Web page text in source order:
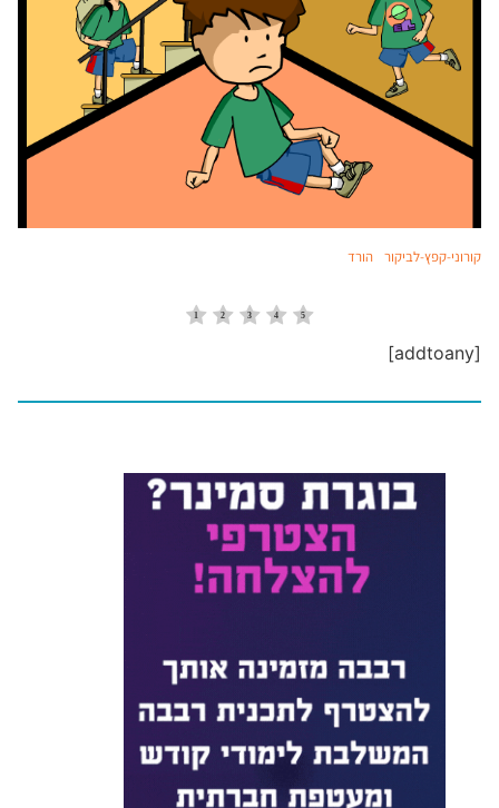
קורוני-קפץ-לביקור הורד
[addtoany]